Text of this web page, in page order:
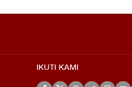
IKUTI KAMI